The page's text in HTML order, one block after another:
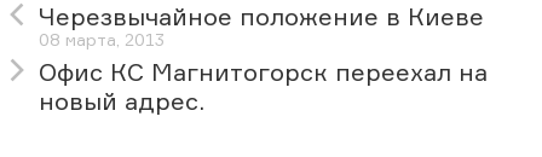
Черезвычайное положение в Киеве
08 марта, 2013
Офис КС Магнитогорск переехал на
новый адрес.